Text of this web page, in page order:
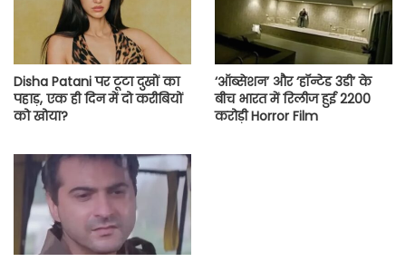
Disha Patani पर टूटा दुखों का
पहाड़, एक ही दिन में दो करीबियों
को खोया?
‘ऑब्सेशन’ और ‘हॉन्टेड 3डी’ के
बीच भारत में रिलीज हुई 2200
करोड़ी Horror Film